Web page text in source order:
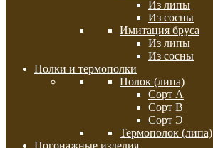
Из липы
Из сосны
Имитация бруса
Из липы
Из сосны
Полки и термополки
Полок (липа)
Сорт А
Сорт В
Сорт Э
Термополок (липа)